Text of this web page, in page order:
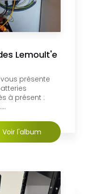
Lemoult'e
présente
à présent :
Voir l'album